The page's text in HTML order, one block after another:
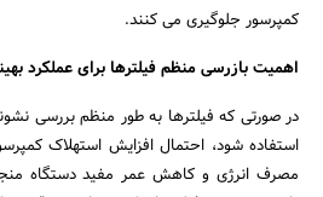
کمپرسور جلوگیری می کنند.
اهمیت بازرسی منظم فیلترها برای عملکرد
در صورتی که فیلترها به طور منظم بررسی
استفاده شود، احتمال افزایش استهلاک
مصرف انرژی و کاهش عمر مفید دستگاه